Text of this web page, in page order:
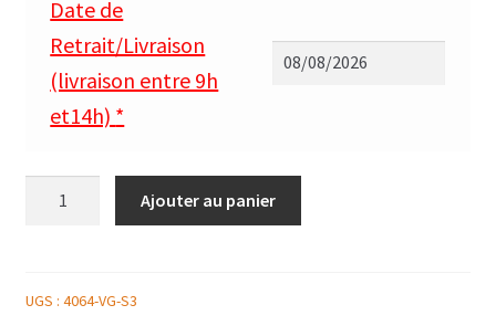
Date de
Retrait/Livraison
(livraison entre 9h
et14h) *
QUINOA
Ajouter au panier
UGS : 4064-VG-S3